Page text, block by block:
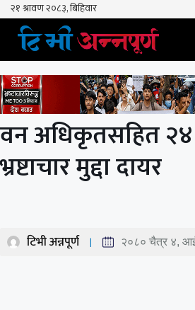
Skip
content
वन अधिकृतसहित २४
भ्रष्टाचार मुद्दा दायर
टिभी अन्नपूर्ण २०८० चैत्र ४,